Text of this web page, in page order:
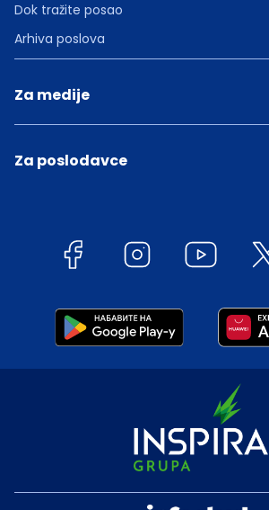
Dok tražite posao
Arhiva poslova
Za medije
Za poslodavce